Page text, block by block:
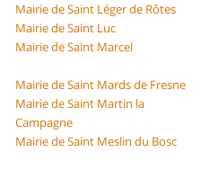
Mairie de Saint Léger de Rôtes
Mairie de Saint Luc
Mairie de Saint Marcel
Mairie de Saint Mards de Fresne
Mairie de Saint Martin la
Campagne
Mairie de Saint Meslin du Bosc